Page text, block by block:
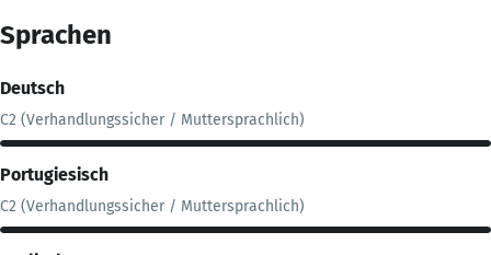
Sprachen
Deutsch
C2 (Verhandlungssicher / Muttersprachlich)
Portugiesisch
C2 (Verhandlungssicher / Muttersprachlich)